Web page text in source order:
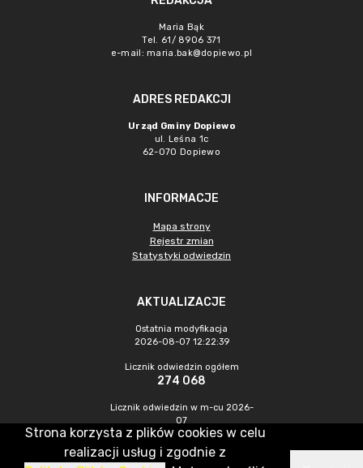
Maria Bąk
Tel. 61/ 8906 371
e-mail: maria.bak@dopiewo.pl
ADRES REDAKCJI
Urząd Gminy Dopiewo
ul. Leśna 1c
62-070 Dopiewo
INFORMACJE
Mapa strony
Rejestr zmian
Statystyki odwiedzin
AKTUALIZACJE
Ostatnia modyfikacja
2026-08-07 12:22:39
Licznik odwiedzin ogółem
274 068
Licznik odwiedzin w m-cu 2026-
07
857
Strona korzysta z plików cookies w celu
realizacji usług i zgodnie z